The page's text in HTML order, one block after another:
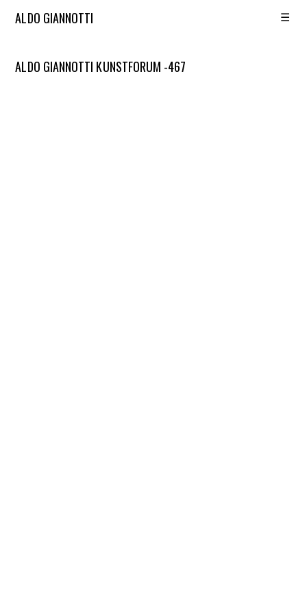
ALDO GIANNOTTI ☰
ALDO GIANNOTTI KUNSTFORUM -467